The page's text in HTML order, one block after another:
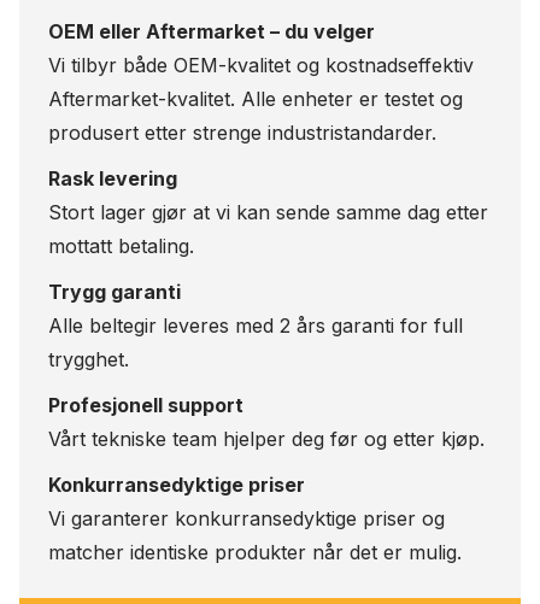
OEM eller Aftermarket – du velger
Vi tilbyr både OEM-kvalitet og kostnadseffektiv
Aftermarket-kvalitet. Alle enheter er testet og
produsert etter strenge industristandarder.
Rask levering
Stort lager gjør at vi kan sende samme dag etter
mottatt betaling.
Trygg garanti
Alle beltegir leveres med 2 års garanti for full
trygghet.
Profesjonell support
Vårt tekniske team hjelper deg før og etter kjøp.
Konkurransedyktige priser
Vi garanterer konkurransedyktige priser og
matcher identiske produkter når det er mulig.